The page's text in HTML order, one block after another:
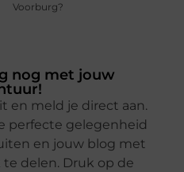
Voorburg?
nog met jouw
en meld je direct aan.
perfecte gelegenheid
en jouw blog met
delen. Druk op de